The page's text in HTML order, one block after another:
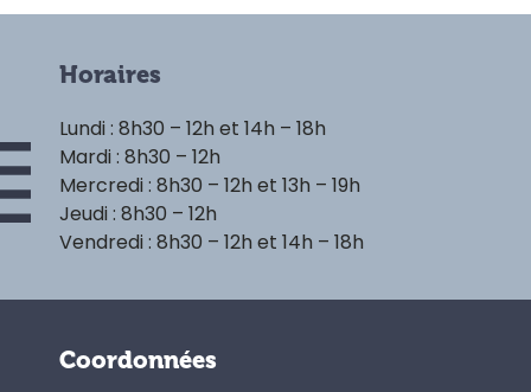
Horaires
Lundi : 8h30 – 12h et 14h – 18h
Mardi : 8h30 – 12h
Mercredi : 8h30 – 12h et 13h – 19h
Jeudi : 8h30 – 12h
Vendredi : 8h30 – 12h et 14h – 18h
Coordonnées